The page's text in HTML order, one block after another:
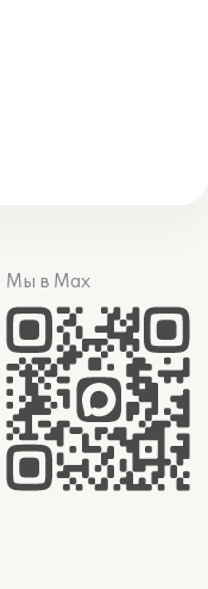
Мы в Max